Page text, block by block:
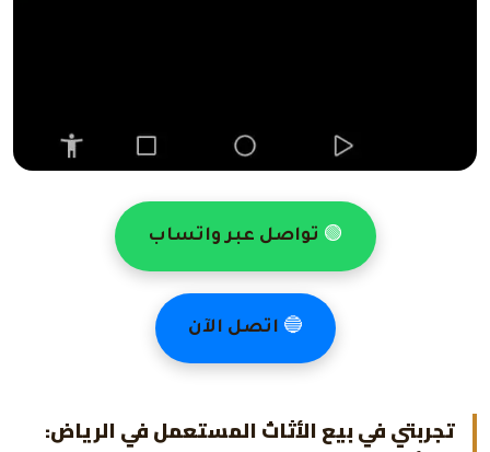
🟢 تواصل عبر واتساب
🔵 اتصل الآن
تجربتي في بيع الأثاث المستعمل في الرياض: